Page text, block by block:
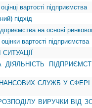
вартості підприємства
підхід
на основі
вартості підприємства
ДІЯЛЬНІСТЬ
СЛУЖБ У
ВИРУЧКИ ВІД